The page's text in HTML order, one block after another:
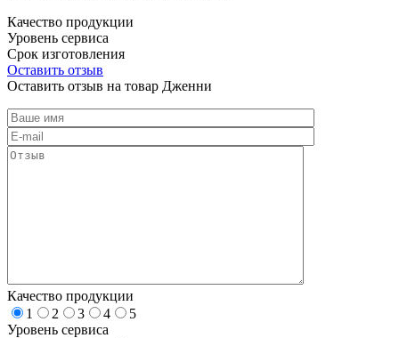
Качество продукции
Уровень сервиса
Срок изготовления
Оставить отзыв
Оставить отзыв на товар Дженни
Качество продукции
1
2 3 4
5
Уровень сервиса